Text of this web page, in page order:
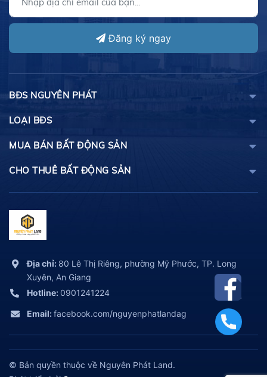
Đăng ký ngay
BĐS NGUYÊN PHÁT
LOẠI BĐS
MUA BÁN BẤT ĐỘNG SẢN
CHO THUÊ BẤT ĐỘNG SẢN
Địa chỉ: 80 Lê Thị Riêng, phường Mỹ Phước, TP. Long
Xuyên, An Giang
Hotline: 0901241224
Email:facebook.com/nguyenphatlandag
© Bản quyền thuộc về Nguyên Phát Land.